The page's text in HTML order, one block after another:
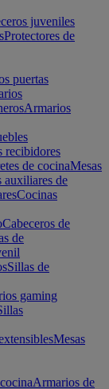
juveniles
Protectores de
puertas
Armarios
recibidores
de cocinaMesas
auxiliares de
Cocinas
Cabeceros de
de
Sillas de
gaming
Mesas
Armarios de